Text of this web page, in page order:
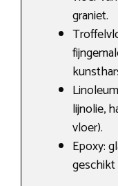
graniet.
lijnolie,
vloer).
Epoxy: